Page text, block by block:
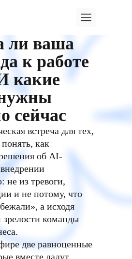
ли ваша
к работе
какие
сейчас
встреча для тех,
как
об AI-
не из тревоги,
и не потому, что
а исходя
зрелости команды
две равноценные
вместе дадут